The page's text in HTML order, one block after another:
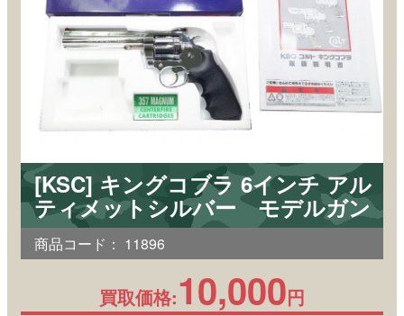
[KSC] キングコブラ 6インチ アル
ティメットシルバー モデルガン
商品コード： 11896
買取価格:10,000円